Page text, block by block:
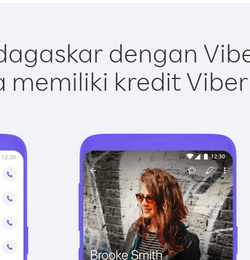
dengan
memiliki kredit